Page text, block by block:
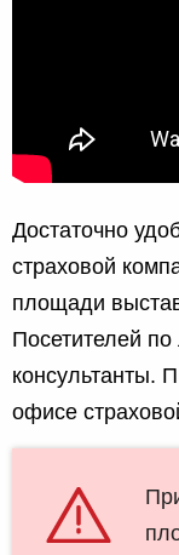
Достаточно
страховой
площади
Посетителей
консультанты.
офисе